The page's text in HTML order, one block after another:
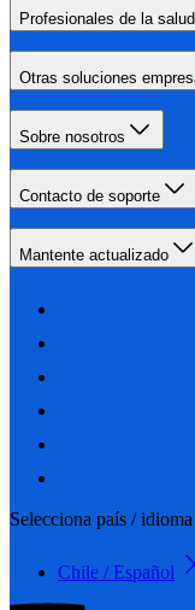
Profesionales de la salud
Otras soluciones
Sobre nosotros
Contacto de soporte
Mantente actualizado
Selecciona país / idioma
Chile / Español